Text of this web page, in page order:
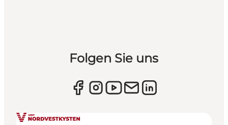
Folgen Sie uns